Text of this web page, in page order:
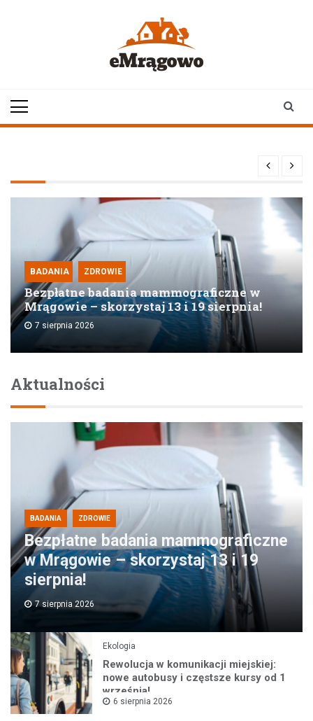
BADANIA ZDROWIE
Bezpłatne badania mammograficzne w
Mrągowie – skorzystaj 13 i 19 sierpnia!
7 sierpnia 2026
Aktualności
BADANIA ZDROWIE
Bezpłatne badania mammograficzne
w Mrągowie – skorzystaj 13 i 19
sierpnia!
7 sierpnia 2026
Ekologia
Rewolucja w komunikacji miejskiej:
nowe autobusy i częstsze kursy od 1
września!
6 sierpnia 2026